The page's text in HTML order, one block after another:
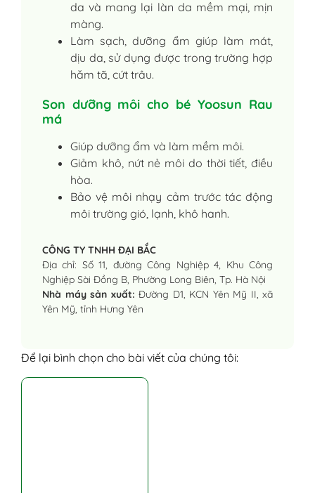
da và mang lại làn da mềm mại, mịn
màng.
Làm sạch, dưỡng ẩm giúp làm mát,
dịu da, sử dụng được trong trường hợp
hăm tã, cứt trâu.
Son dưỡng môi cho bé Yoosun Rau
má
Giúp dưỡng ẩm và làm mềm môi.
Giảm khô, nứt nẻ môi do thời tiết, điều
hòa.
Bảo vệ môi nhạy cảm trước tác động
môi trường gió, lạnh, khô hanh.
CÔNG TY TNHH ĐẠI BẮC
Địa chỉ: Số 11, đường Công Nghiệp 4, Khu Công
Nghiệp Sài Đồng B, Phường Long Biên, Tp. Hà Nội
Nhà máy sản xuất: Đường D1, KCN Yên Mỹ II, xã
Yên Mỹ, tỉnh Hưng Yên
Để lại bình chọn cho bài viết của chúng tôi: